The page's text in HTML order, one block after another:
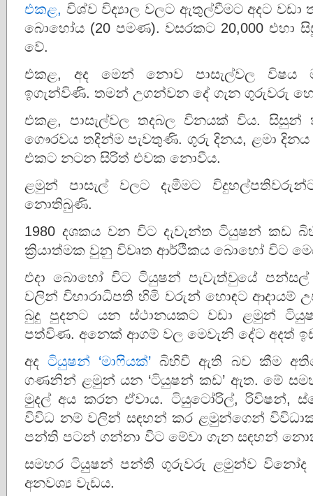
එකළ, විශ්ව විද්‍යාල වලට ඇතුල්වීමට අදට
බොහෝය (20 පමණ). වසරකට 20,000 එහා
වේ.
එකළ, අද මෙන් නොව පාසැල්වල විෂය
ඉගැන්විණි. තමන් උගන්වන දේ ගැන ගුරුවරු
එකළ, පාසැල්වල තදබල විනයක් විය.
ගෞරවය තදින්ම පැවතුණි. ගුරු දිනය, ළමා
එකට නටන සිරිත් එවක නොවීය.
ළමුන් පාසැල් වලට දැමීමට
නොතිබුණි.
1980 දශකය වන විට දැවැන්ත ටියුෂන් කඩ
ක්‍රියාත්මක වුනු විවෘත ආර්ථිකය බොහෝ විට
එදා බොහෝ විට ටියුෂන් පැවැත්වුයේ
වලින් විහාරාධිපති හිමි වරුන් හොඳට ආදායම්
බුදු පුදනට යන ස්ථානයකට වඩා ළමුන්
පත්විණ. අනෙක් ආගම් වල මෙවැනි දේට අදත්
අදටියුෂන් ‘මාෆියක්’බිහිවී ඇති බව කීම
ගණනින් ළමුන් යන ‘ටියුෂන් කඩ’ ඇත. මේ
මුදල් අය කරන ඒවාය. ටියුටෝරිල්, රිවිෂන්,
විවිධ නම් වලින් සඳහන් කර ළමුන්ගෙන්
පන්ති පටන් ගන්නා විට මේවා ගැන සඳහන්
සමහර ටියුෂන් පන්ති ගුරුවරු ළමුන්ව විනෝද
අනවශ්‍ය වැඩය.